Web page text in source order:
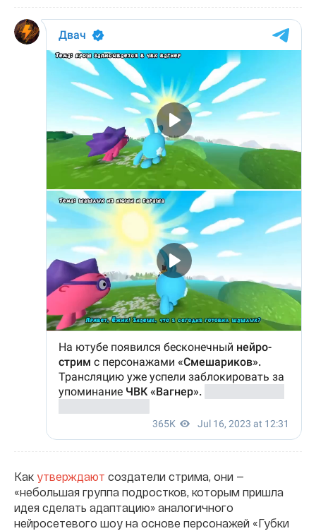
Как утверждают создатели стрима, они —
«небольшая группа подростков, которым пришла
идея сделать адаптацию» аналогичного
нейросетевого шоу на основе персонажей «Губки